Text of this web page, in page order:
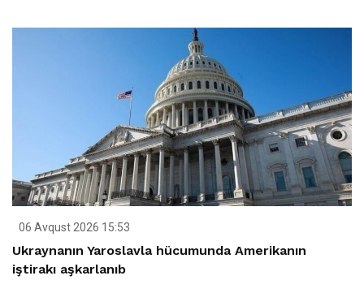
06 Avqust 2026 15:53
Ukraynanın Yaroslavla hücumunda Amerikanın
iştirakı aşkarlanıb